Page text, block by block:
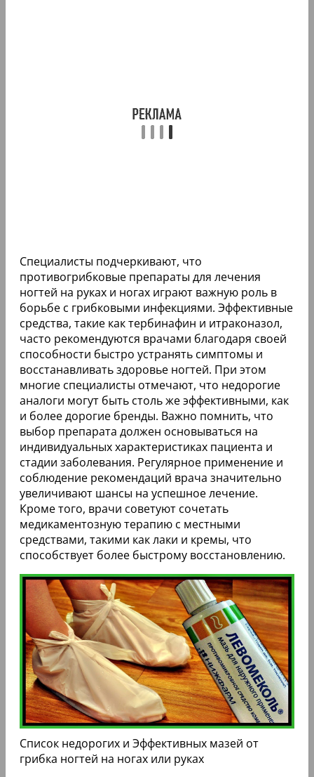
Специалисты подчеркивают, что
противогрибковые препараты для лечения
ногтей на руках и ногах играют важную роль в
борьбе с грибковыми инфекциями. Эффективные
средства, такие как тербинафин и итраконазол,
часто рекомендуются врачами благодаря своей
способности быстро устранять симптомы и
восстанавливать здоровье ногтей. При этом
многие специалисты отмечают, что недорогие
аналоги могут быть столь же эффективными, как
и более дорогие бренды. Важно помнить, что
выбор препарата должен основываться на
индивидуальных характеристиках пациента и
стадии заболевания. Регулярное применение и
соблюдение рекомендаций врача значительно
увеличивают шансы на успешное лечение.
Кроме того, врачи советуют сочетать
медикаментозную терапию с местными
средствами, такими как лаки и кремы, что
способствует более быстрому восстановлению.
Список недорогих и Эффективных мазей от
грибка ногтей на ногах или руках